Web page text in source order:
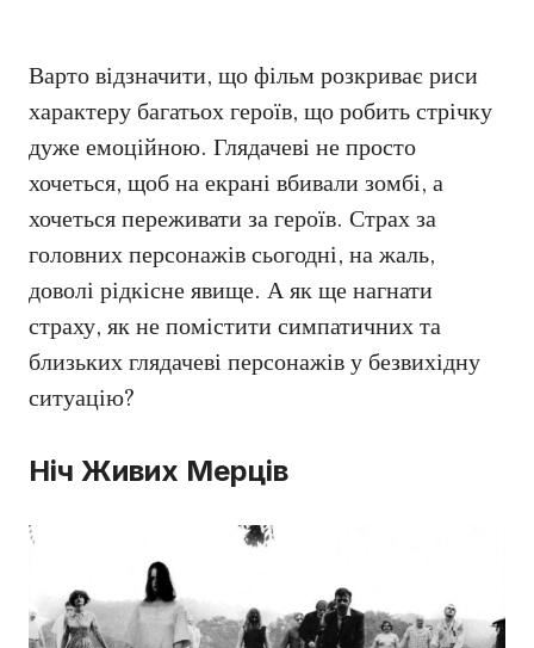
Варто відзначити, що фільм розкриває риси
характеру багатьох героїв, що робить стрічку
дуже емоційною. Глядачеві не просто
хочеться, щоб на екрані вбивали зомбі, а
хочеться переживати за героїв. Страх за
головних персонажів сьогодні, на жаль,
доволі рідкісне явище. А як ще нагнати
страху, як не помістити симпатичних та
близьких глядачеві персонажів у безвихідну
ситуацію?
Ніч Живих Мерців